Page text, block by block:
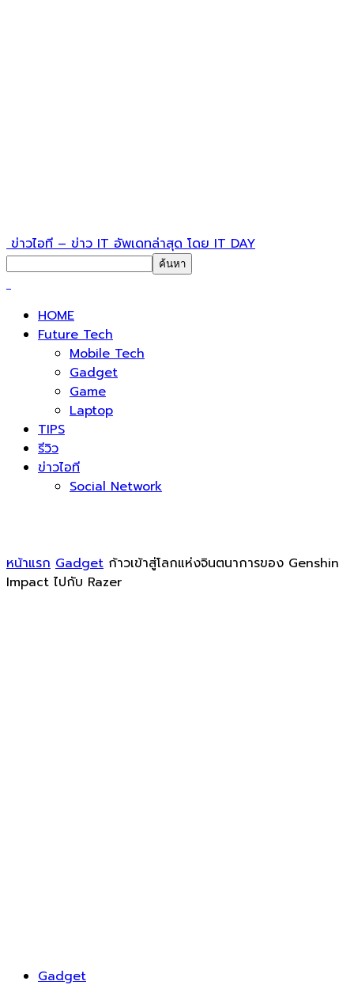
ข่าวไอที – ข่าว IT อัพเดทล่าสุด โดย IT DAY
HOME
Future Tech
Mobile Tech
Gadget
Game
Laptop
TIPS
รีวิว
ข่าวไอที
Social Network
หน้าแรก Gadget ก้าวเข้าสู่โลกแห่งจินตนาการของ Genshin
Impact ไปกับ Razer
Gadget